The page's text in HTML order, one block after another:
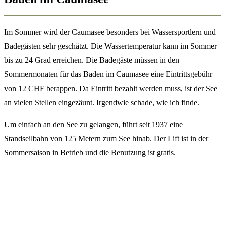
Im Sommer wird der Caumasee besonders bei Wassersportlern und
Badegästen sehr geschätzt. Die Wassertemperatur kann im Sommer
bis zu 24 Grad erreichen. Die Badegäste müssen in den
Sommermonaten für das Baden im Caumasee eine Eintrittsgebühr
von 12 CHF berappen. Da Eintritt bezahlt werden muss, ist der See
an vielen Stellen eingezäunt. Irgendwie schade, wie ich finde.
Um einfach an den See zu gelangen, führt seit 1937 eine
Standseilbahn von 125 Metern zum See hinab. Der Lift ist in der
Sommersaison in Betrieb und die Benutzung ist gratis.